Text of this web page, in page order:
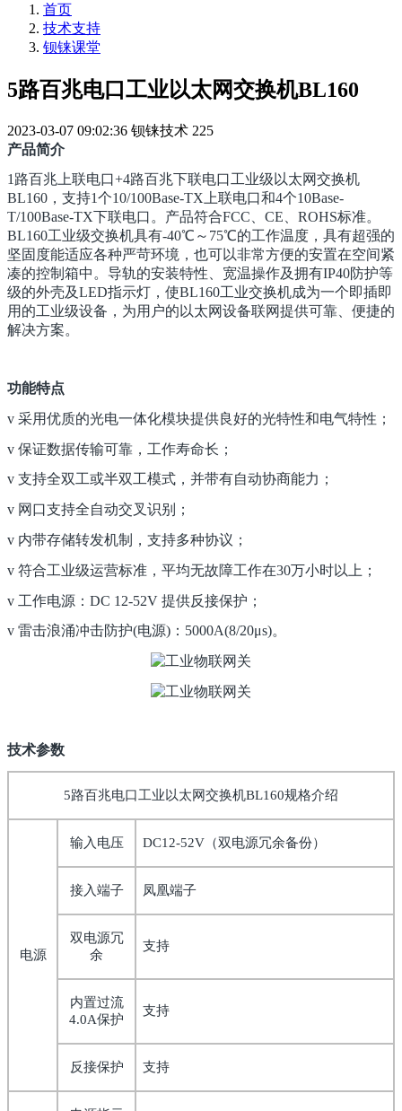
首页
技术支持
钡铼课堂
5路百兆电口工业以太网交换机BL160
2023-03-07 09:02:36 钡铼技术 225
产品简介
1路百兆上联电口+4路百兆下联电口工业级以太网交换机
BL160 ，支持1个10/100Base-TX上联电口和4个10Base-
T/100Base-TX下联电口。产品符合FCC、 CE、 ROHS标准。
BL160工业级交换机具有-40℃ ～ 75℃的工作温度，具有超强的
坚固度能适应各种严苛环境，也可以非常方便的安置在空间紧
凑的控制箱中。导轨的安装特性、宽温操作及拥有IP40防护等
级的外壳及LED指示灯，使BL160工业交换机成为一个即插即
用的工业级设备，为用户的以太网设备联网提供可靠、便捷的
解决方案。
功能特点
v 采用优质的光电一体化模块提供良好的光特性和电气特性；
v 保证数据传输可靠，工作寿命长；
v 支持全双工或半双工模式，并带有自动协商能力；
v 网口支持全自动交叉识别；
v 内带存储转发机制，支持多种协议；
v 符合工业级运营标准，平均无故障工作在30万小时以上；
v 工作电源： DC 12-52V 提供反接保护；
v 雷击浪涌冲击防护(电源) ： 5000A(8/20μs)。
技术参数
5路百兆电口工业以太网交换机BL160规格介绍
电源
输入电压 DC12-52V （双电源冗余备份）
接入端子 凤凰端子
双电源冗
余
支持
内置过流
4.0A保护
支持
反接保护 支持